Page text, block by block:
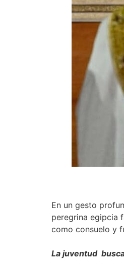
En un gesto
peregrina egipcia
como consuelo y
La juventud